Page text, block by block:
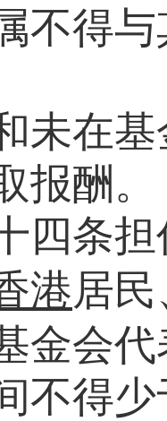
不得
在基
报酬。
条担
港居
金会
不得少